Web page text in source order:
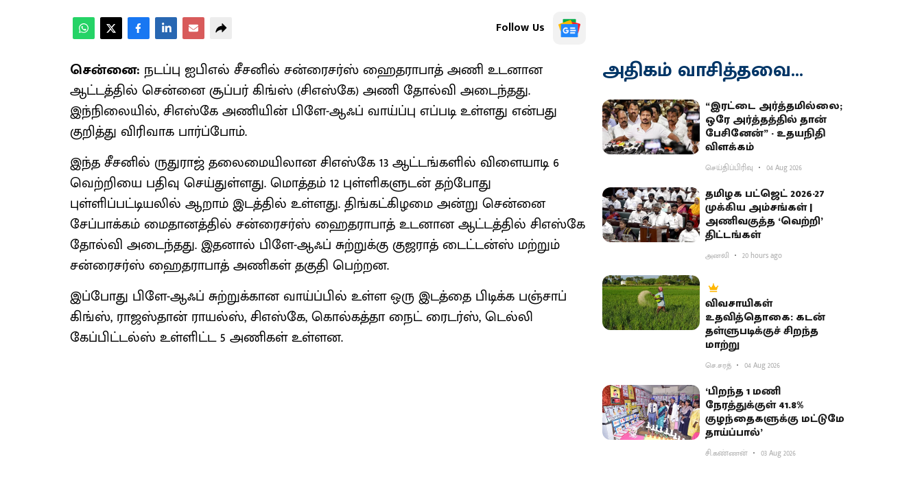
Follow Us
சென்னை: நடப்பு ஐபிஎல் சீசனில் சன்ரைசர்ஸ் ஹைதராபாத் அணி உடனான
ஆட்டத்தில் சென்னை சூப்பர் கிங்ஸ் (சிஎஸ்கே) அணி தோல்வி அடைந்தது.
இந்நிலையில், சிஎஸ்கே அணியின் பிளே-ஆஃப் வாய்ப்பு எப்படி உள்ளது என்பது
குறித்து விரிவாக பார்ப்போம்.
இந்த சீசனில் ருதுராஜ் தலைமையிலான சிஎஸ்கே 13 ஆட்டங்களில் விளையாடி 6
வெற்றியை பதிவு செய்துள்ளது. மொத்தம் 12 புள்ளிகளுடன் தற்போது
புள்ளிப்பட்டியலில் ஆறாம் இடத்தில் உள்ளது. திங்கட்கிழமை அன்று சென்னை
சேப்பாக்கம் மைதானத்தில் சன்ரைசர்ஸ் ஹைதராபாத் உடனான ஆட்டத்தில் சிஎஸ்கே
தோல்வி அடைந்தது. இதனால் பிளே-ஆஃப் சுற்றுக்கு குஜராத் டைட்டன்ஸ் மற்றும்
சன்ரைசர்ஸ் ஹைதராபாத் அணிகள் தகுதி பெற்றன.
இப்போது பிளே-ஆஃப் சுற்றுக்கான வாய்ப்பில் உள்ள ஒரு இடத்தை பிடிக்க பஞ்சாப்
கிங்ஸ், ராஜஸ்தான் ராயல்ஸ், சிஎஸ்கே, கொல்கத்தா நைட் ரைடர்ஸ், டெல்லி
கேப்பிட்டல்ஸ் உள்ளிட்ட 5 அணிகள் உள்ளன.
அதிகம் வாசித்தவை...
“இரட்டை அர்த்தமில்லை;
ஒரே அர்த்தத்தில் தான்
பேசினேன்” - உதயநிதி
விளக்கம்
செய்திப்பிரிவு 04 Aug 2026
தமிழக பட்ஜெட் 2026-27
முக்கிய அம்சங்கள் |
அணிவகுத்த ‘வெற்றி’
திட்டங்கள்
அனலி 20 hours ago
விவசாயிகள்
உதவித்தொகை: கடன்
தள்ளுபடிக்குச் சிறந்த
மாற்று
செ.சரத் 04 Aug 2026
‘பிறந்த 1 மணி
நேரத்துக்குள் 41.8%
குழந்தைகளுக்கு மட்டுமே
தாய்ப்பால்’
சி.கண்ணன் 03 Aug 2026